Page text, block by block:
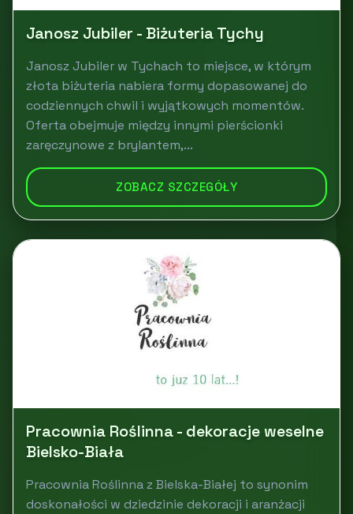
Janosz Jubiler - Biżuteria Tychy
Janosz Jubiler w Tychach to miejsce, w którym
złota biżuteria nabiera formy dopasowanej do
codziennych chwil i wyjątkowych momentów.
Oferta obejmuje między innymi pierścionki
zaręczynowe z brylantem,...
ZOBACZ SZCZEGÓŁY
Pracownia Roślinna - dekoracje weselne
Bielsko-Biała
Pracownia Roślinna z Bielska-Białej to synonim
doskonałości w dziedzinie dekoracji i aranżacji